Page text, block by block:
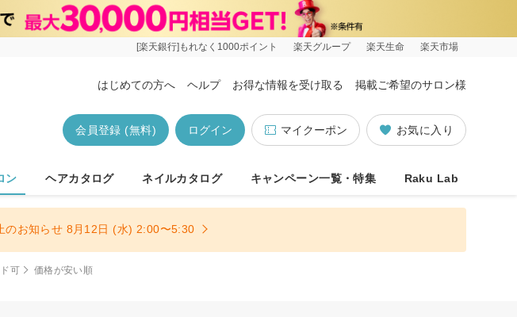
[楽天銀行]もれなく1000ポイント 楽天グループ 楽天生命 楽天市場
はじめての方へ ヘルプ お得な情報を受け取る 掲載ご希望のサロン様
お気に入り
マイクーポン
ログイン
会員登録 (無料)
ン ヘアカタログ ネイルカタログ キャンペーン一覧・特集 Raku Lab
のお知らせ 8月12日 (水) 2:00〜5:30
可 価格が安い順